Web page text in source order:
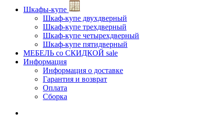
Шкафы-купе
Шкаф-купе двухдверный
Шкаф-купе трехдверный
Шкаф-купе четырехдверный
Шкаф-купе пятидверный
МЕБЕЛЬ со СКИДКОЙ sale
Информация
Информация о доставке
Гарантия и возврат
Оплата
Сборка